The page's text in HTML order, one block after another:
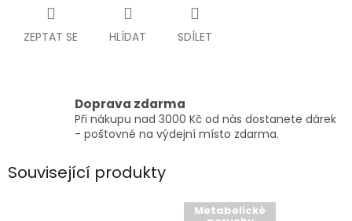
ZEPTAT SE HLÍDAT SDÍLET
Doprava zdarma
Při nákupu nad 3000 Kč od nás dostanete dárek
- poštovné na výdejní místo zdarma.
Související produkty
Metabolické